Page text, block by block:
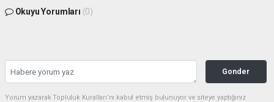
Okuyu Yorumları (0)
Gonder
Yorum yazarak Topluluk Kuralları’nı kabul etmiş bulunuyor ve siteye yaptığınız